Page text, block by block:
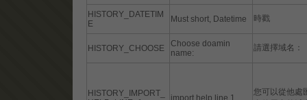
HISTORY_DATETIM
E
Must short, Datetime 時戳
HISTORY_CHOOSE
Choose doamin
name:
請選擇域名：
HISTORY_IMPORT_
import help line 1
您可以從他處